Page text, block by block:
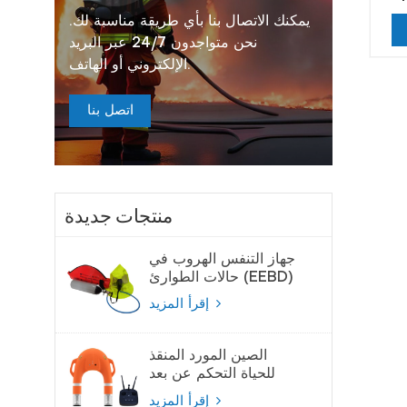
يمكنك الاتصال بنا بأي طريقة مناسبة لك.
نحن متواجدون 24/7 عبر البريد
الإلكتروني أو الهاتف.
اتصل بنا
منتجات جديدة
جهاز التنفس الهروب في
حالات الطوارئ (EEBD)
جهاز تنفس الهواء
الصين المورد المنقذ
للحياة التحكم عن بعد
لايفبوي